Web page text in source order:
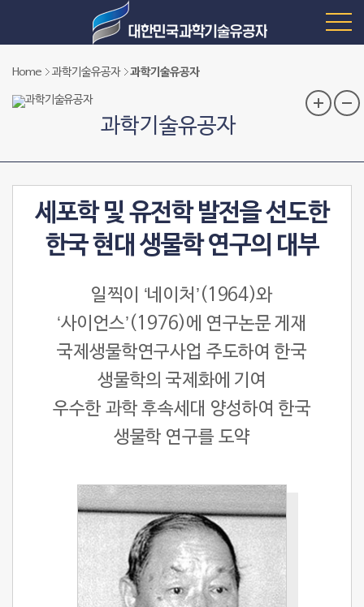
Home 과학기술유공자 과학기술유공자
과학기술유공자
세포학 및 유전학 발전을 선도한
한국 현대 생물학 연구의 대부
일찍이 ‘네이처’(1964)와
‘사이언스’(1976)에 연구논문 게재
국제생물학연구사업 주도하여 한국
생물학의 국제화에 기여
우수한 과학 후속세대 양성하여 한국
생물학 연구를 도약